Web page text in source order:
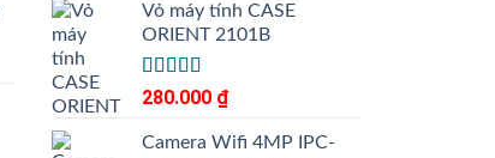
Vỏ máy tính CASE
ORIENT 2101B
Được xếp
5.005
sao
280.000 ₫
Camera Wifi 4MP IPC-